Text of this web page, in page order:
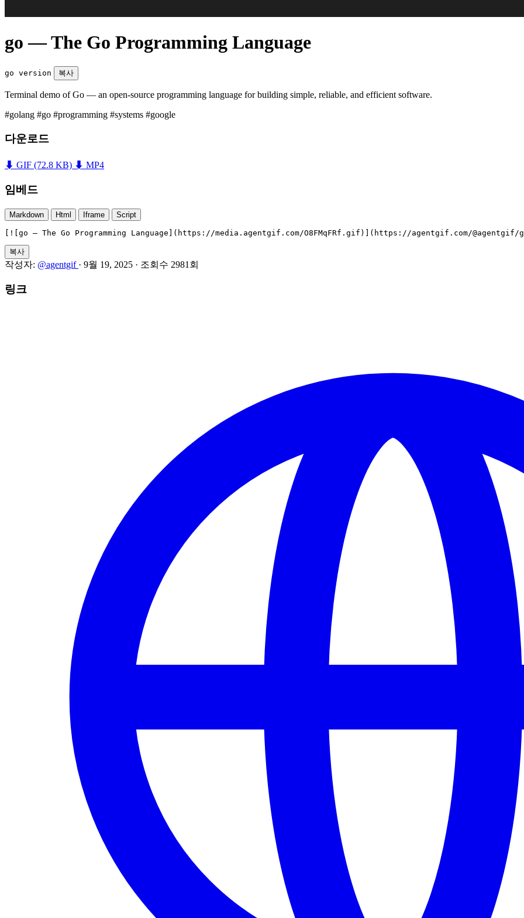
go — The Go Programming Language
go version 복사
Terminal demo of Go — an open-source programming language for building simple, reliable, and efficient software.
#golang #go #programming #systems #google
다운로드
⬇ GIF (72.8 KB) ⬇ MP4
임베드
Markdown Html Iframe Script
[![go — The Go Programming Language](https://media.agentgif.com/O8FMqFRf.gif)](https://agentgif.com/@agentgif/
복사
작성자: @agentgif · 9월 19, 2025 · 조회수 2981회
링크